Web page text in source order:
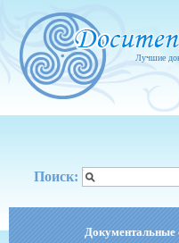
Лучшие
Поиск:
Документальные